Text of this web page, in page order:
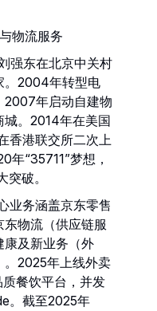
物流服务
强东在北京中关村
。2004年转型电
2007年启动自建物
。2014年在美国
香港联交所二次上
年“35711”梦想，
破。
业务涵盖京东零售
东物流（供应链服
康及新业务（外
。2025年上线外卖
餐饮平台，并发
。截至2025年